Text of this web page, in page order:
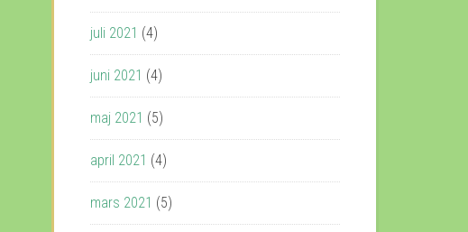
juli 2021 (4)
juni 2021 (4)
maj 2021 (5)
april 2021 (4)
mars 2021 (5)